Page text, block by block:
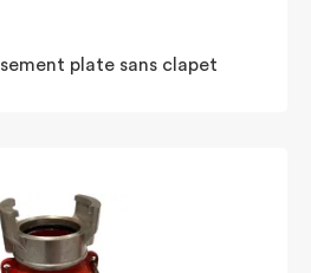
plate sans clapet